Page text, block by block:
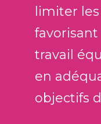
limiter
travail
en
objectifs